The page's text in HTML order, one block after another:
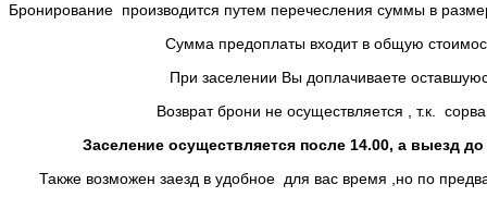
Бронирование производится путем перечесления суммы в
Сумма предоплаты входит в общую стоимость
При заселении Вы доплачиваете оставшуюся
Возврат брони не осуществляется , т.к. сорван
Заселение осуществляется после 14.00, а выезд
Также возможен заезд в удобное для вас время ,но по